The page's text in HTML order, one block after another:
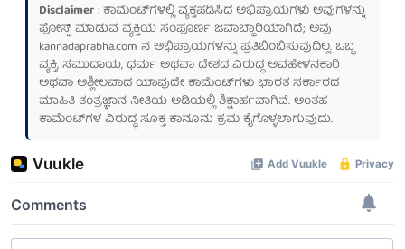
Disclaimer: ಕಾಮೆಂಟ್‌ಗಳಲ್ಲಿ ವ್ಯಕ್ತಪಡಿಸಿದ ಅಭಿಪ್ರಾಯಗಳು ಅವುಗಳನ್ನು
ಪೋಸ್ಟ್ ಮಾಡುವ ವ್ಯಕ್ತಿಯ ಸಂಪೂರ್ಣ ಜವಾಬ್ದಾರಿಯಾಗಿದೆ; ಅವು
kannadaprabha.com ನ ಅಭಿಪ್ರಾಯಗಳನ್ನು ಪ್ರತಿಬಿಂಬಿಸುವುದಿಲ್ಲ. ಒಬ್ಬ
ವ್ಯಕ್ತಿ, ಸಮುದಾಯ, ಧರ್ಮ ಅಥವಾ ದೇಶದ ವಿರುದ್ಧ ಅವಹೇಳನಕಾರಿ
ಅಥವಾ ಅಶ್ಲೀಲವಾದ ಯಾವುದೇ ಕಾಮೆಂಟ್‌ಗಳು ಭಾರತ ಸರ್ಕಾರದ
ಮಾಹಿತಿ ತಂತ್ರಜ್ಞಾನ ನೀತಿಯ ಅಡಿಯಲ್ಲಿ ಶಿಕ್ಷಾರ್ಹವಾಗಿವೆ. ಅಂತಹ
ಕಾಮೆಂಟ್‌ಗಳ ವಿರುದ್ಧ ಸೂಕ್ತ ಕಾನೂನು ಕ್ರಮ ಕೈಗೊಳ್ಳಲಾಗುವುದು.